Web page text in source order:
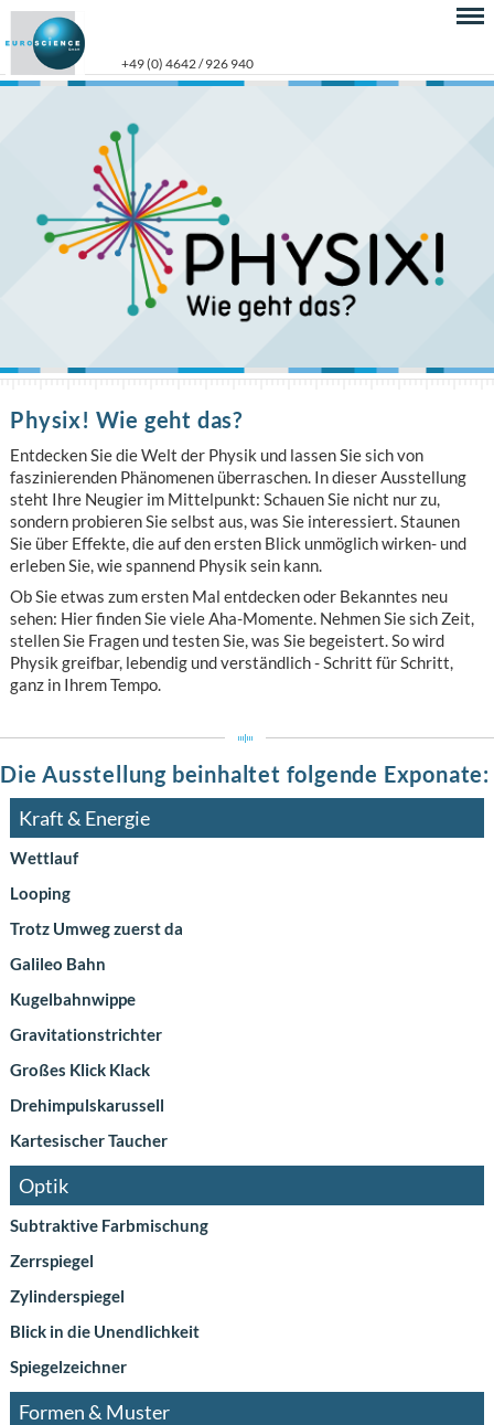
+49 (0) 4642 / 926 940
Physix! Wie geht das?
Entdecken Sie die Welt der Physik und lassen Sie sich von
faszinierenden Phänomenen überraschen. In dieser Ausstellung
steht Ihre Neugier im Mittelpunkt: Schauen Sie nicht nur zu,
sondern probieren Sie selbst aus, was Sie interessiert. Staunen
Sie über Effekte, die auf den ersten Blick unmöglich wirken- und
erleben Sie, wie spannend Physik sein kann.
Ob Sie etwas zum ersten Mal entdecken oder Bekanntes neu
sehen: Hier finden Sie viele Aha-Momente. Nehmen Sie sich Zeit,
stellen Sie Fragen und testen Sie, was Sie begeistert. So wird
Physik greifbar, lebendig und verständlich - Schritt für Schritt,
ganz in Ihrem Tempo.
Die Ausstellung beinhaltet folgende Exponate:
Kraft & Energie
Wettlauf
Looping
Trotz Umweg zuerst da
Galileo Bahn
Kugelbahnwippe
Gravitationstrichter
Großes Klick Klack
Drehimpulskarussell
Kartesischer Taucher
Optik
Subtraktive Farbmischung
Zerrspiegel
Zylinderspiegel
Blick in die Unendlichkeit
Spiegelzeichner
Formen & Muster